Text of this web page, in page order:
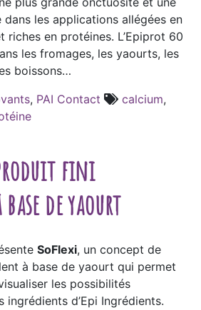
dans les applications allégées en
riches en protéines. L’Epiprot 60
les fromages, les yaourts, les
boissons…
, PAI Contact calcium,
fini
de yaourt
SoFlexi, un concept de
à base de yaourt qui permet
les possibilités
ingrédients d’Epi Ingrédients.